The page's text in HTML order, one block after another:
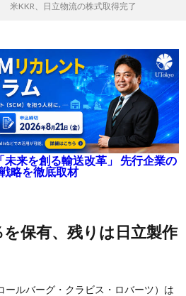
米KKR、日立物流の株式取得完了
未来を創る輸送改革」 先行企業の
略を徹底取材
ールバーグ・クラビス・ロバーツ）は